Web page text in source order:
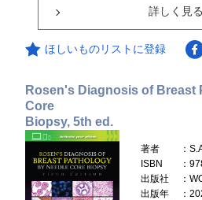
詳しく見る
ほしいものリストに登録
Rosen's Diagnosis of Breast
Core
Biopsy, 5th ed.
著者
：
ISBN
：
出版社
：
出版年
：